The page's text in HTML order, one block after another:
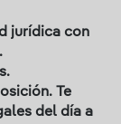
jurídica con
Te
del día a